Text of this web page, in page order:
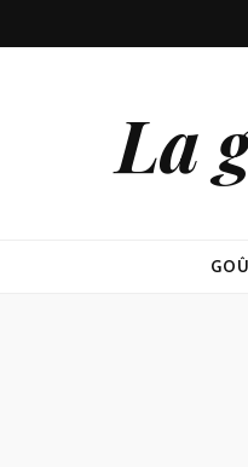
La